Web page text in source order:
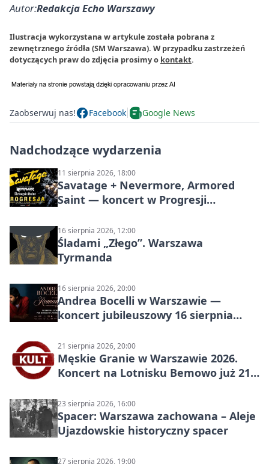
Autor:Redakcja Echo Warszawy
Ilustracja wykorzystana w artykule została pobrana z
zewnętrznego źródła (SM Warszawa). W przypadku zastrzeżeń
dotyczących praw do zdjęcia prosimy o kontakt.
Zaobserwuj nas! Facebook Google News
Nadchodzące wydarzenia
11 sierpnia 2026, 18:00
Savatage + Nevermore, Armored
Saint — koncert w Progresji
16 sierpnia 2026, 12:00
Śladami „Złego”. Warszawa
Tyrmanda
16 sierpnia 2026, 20:00
Andrea Bocelli w Warszawie —
koncert jubileuszowy 16 sierpnia
21 sierpnia 2026, 20:00
Męskie Granie w Warszawie 2026.
Koncert na Lotnisku Bemowo już 21
23 sierpnia 2026, 16:00
Spacer: Warszawa zachowana – Aleje
Ujazdowskie historyczny spacer
27 sierpnia 2026, 19:00